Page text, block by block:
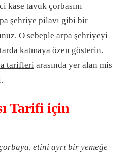
kase tavuk çorbasını
şehriye pilavı gibi bir
O sebeple arpa şehriyeyi
katmaya özen gösterin.
tarifleri arasında yer alan mis
Tarifi için
etini ayrı bir yemeğe